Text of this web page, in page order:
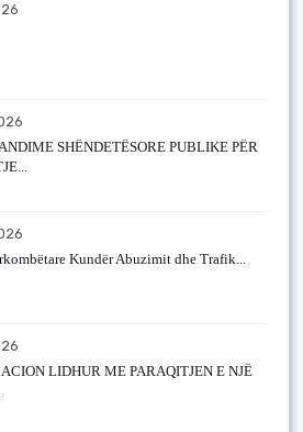
SHËNDETËSORE PUBLIKE PËR
Kundër Abuzimit dhe Trafik...
LIDHUR ME PARAQITJEN E NJË